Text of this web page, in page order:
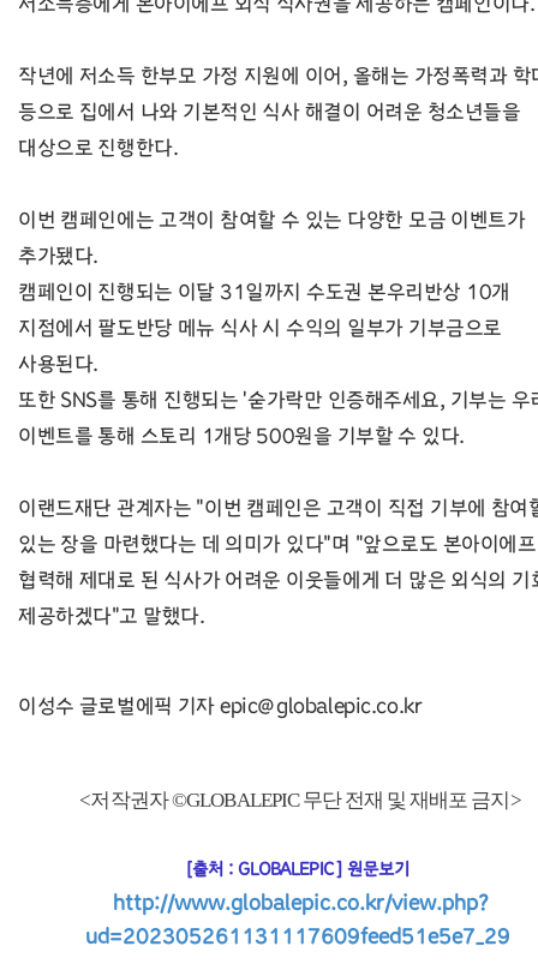
작년에 저소득 한부모 가정 지원에 이어, 올해는 가정폭력과 학
등으로 집에서 나와 기본적인 식사 해결이 어려운 청소년들을
대상으로 진행한다.
이번 캠페인에는 고객이 참여할 수 있는 다양한 모금 이벤트가
추가됐다.
캠페인이 진행되는 이달 31일까지 수도권 본우리반상 10개
지점에서 팔도반당 메뉴 식사 시 수익의 일부가 기부금으로
사용된다.
또한 SNS를 통해 진행되는 '숟가락만 인증해주세요, 기부는 우
이벤트를 통해 스토리 1개당 500원을 기부할 수 있다.
이랜드재단 관계자는 "이번 캠페인은 고객이 직접 기부에 참여
있는 장을 마련했다는 데 의미가 있다"며 "앞으로도 본아이에
협력해 제대로 된 식사가 어려운 이웃들에게 더 많은 외식의 기
제공하겠다"고 말했다.
이성수 글로벌에픽 기자 epic@globalepic.co.kr
<저작권자 ©GLOBALEPIC 무단 전재 및 재배포 금지>
[출처 :GLOBALEPIC] 원문보기
http://www.globalepic.co.kr/view.php?
ud=202305261131117609feed51e5e7_29